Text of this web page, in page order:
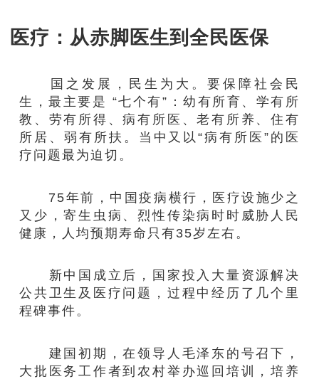
医疗：从赤脚医生到全民医保
国之发展，民生为大。要保障社会民
生，最主要是 “七个有”：幼有所育、学有所
教、劳有所得、病有所医、老有所养、住有
所居、弱有所扶。当中又以“病有所医”的医
疗问题最为迫切。
75年前，中国疫病横行，医疗设施少之
又少，寄生虫病、烈性传染病时时威胁人民
健康，人均预期寿命只有35岁左右。
新中国成立后，国家投入大量资源解决
公共卫生及医疗问题，过程中经历了几个里
程碑事件。
建国初期，在领导人毛泽东的号召下，
大批医务工作者到农村举办巡回培训，培养